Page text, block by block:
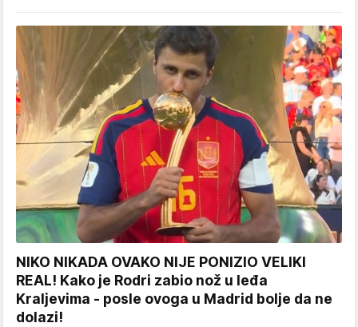
NIKO NIKADA OVAKO NIJE PONIZIO VELIKI
REAL! Kako je Rodri zabio nož u leđa
Kraljevima - posle ovoga u Madrid bolje da ne
dolazi!